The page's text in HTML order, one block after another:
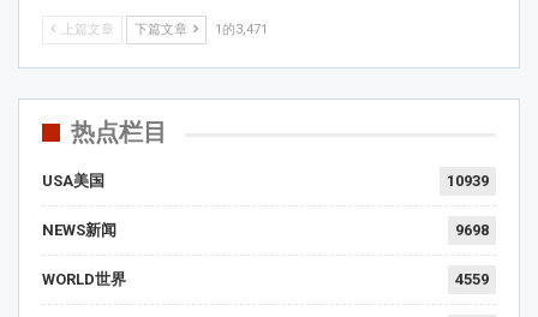
上篇文章 下篇文章 1的3,471
热点栏目
USA美国 10939
NEWS新闻 9698
WORLD世界 4559